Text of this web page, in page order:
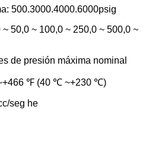
500.3000.4000.6000psig
50,0 ~ 100,0 ~ 250,0 ~ 500,0 ~
de presión máxima nominal
℉ (40 ℃ ~+230 ℃)
seg he